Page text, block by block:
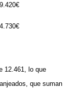
12.461, lo que
que suman